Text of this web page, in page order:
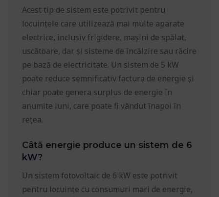
Acest tip de sistem este potrivit pentru
locuințele care utilizează mai multe aparate
electrice, inclusiv frigidere, mașini de spălat,
uscătoare, dar și sisteme de încălzire sau răcire
pe bază de electricitate. Un sistem de 5 kW
poate reduce semnificativ factura de energie și
chiar poate genera surplus de energie în
anumite luni, care poate fi vândut înapoi în
rețea.
Câtă energie produce un sistem de 6
kW?
Un sistem fotovoltaic de 6 kW este potrivit
pentru locuințe cu consumuri mari de energie,